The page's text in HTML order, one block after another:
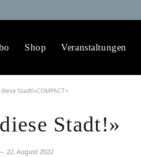
Shop Veranstaltungen
Stadt!»COMPACT+
Stadt!»
22. August 2022